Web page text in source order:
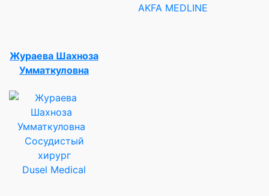
AKFA MEDLINE
Жураева Шахноза
Умматкуловна
Сосудистый
хирург
Dusel Medical